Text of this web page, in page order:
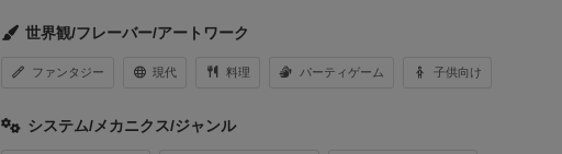
世界観/フレーバー/アートワーク
ファンタジー 現代 料理 パーティゲーム 子供向け
システム/メカニクス/ジャンル